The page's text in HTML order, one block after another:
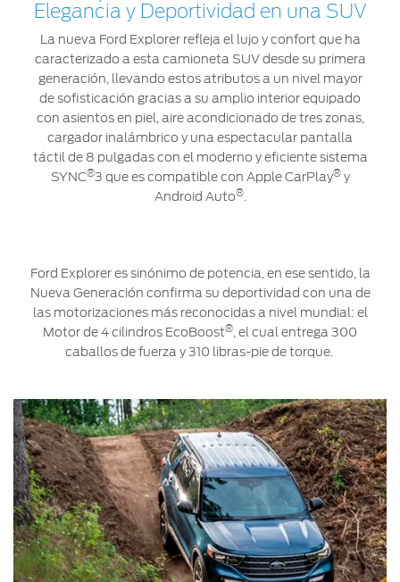
Localiza un
Distribuidor
Seminuevos
Certificados
Motorcraft
Técnico
SYNC ®
Elegancia y Deportividad en una SUV
La nueva Ford Explorer refleja el lujo y confort que ha
caracterizado a esta camioneta SUV desde su primera
generación, llevando estos atributos a un nivel mayor
de sofisticación gracias a su amplio interior equipado
con asientos en piel, aire acondicionado de tres zonas,
cargador inalámbrico y una espectacular pantalla
táctil de 8 pulgadas con el moderno y eficiente sistema
SYNC®3 que es compatible con Apple CarPlay®y
Android Auto®.
Ford Explorer es sinónimo de potencia, en ese sentido, la
Nueva Generación confirma su deportividad con una de
las motorizaciones más reconocidas a nivel mundial: el
Motor de 4 cilindros EcoBoost® , el cual entrega 300
caballos de fuerza y 310 libras-pie de torque.